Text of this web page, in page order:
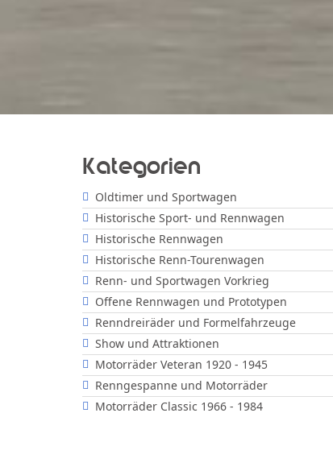
Kategorien
Oldtimer und Sportwagen
Historische Sport- und Rennwagen
Historische Rennwagen
Historische Renn-Tourenwagen
Renn- und Sportwagen Vorkrieg
Offene Rennwagen und Prototypen
Renndreiräder und Formelfahrzeuge
Show und Attraktionen
Motorräder Veteran 1920 - 1945
Renngespanne und Motorräder
Motorräder Classic 1966 - 1984